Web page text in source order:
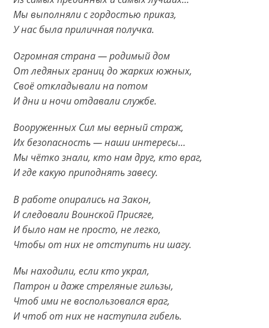
Мы выполняли с гордостью приказ,
У нас была приличная получка.
Огромная страна — родимый дом
От ледяных границ до жарких южных,
Своё откладывали на потом
И дни и ночи отдавали службе.
Вооруженных Сил мы верный страж,
Их безопасность — наши интересы…
Мы чётко знали, кто нам друг, кто враг,
И где какую приподнять завесу.
В работе опирались на Закон,
И следовали Воинской Присяге,
И было нам не просто, не легко,
Чтобы от них не отступить ни шагу.
Мы находили, если кто украл,
Патрон и даже стреляные гильзы,
Чтоб ими не воспользовался враг,
И чтоб от них не наступила гибель.